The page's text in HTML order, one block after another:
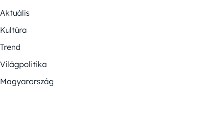
Aktuális
Kultúra
Trend
Világpolitika
Magyarország